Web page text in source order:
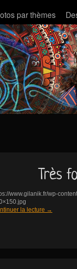
par thèmes
Très
www.gilanik.fr/wp-
la lecture →